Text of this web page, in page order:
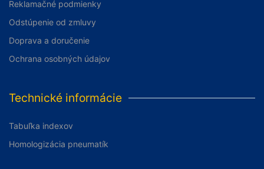
Reklamačné podmienky
Odstúpenie od zmluvy
Doprava a doručenie
Ochrana osobných údajov
Technické informácie
Tabuľka indexov
Homologizácia pneumatík